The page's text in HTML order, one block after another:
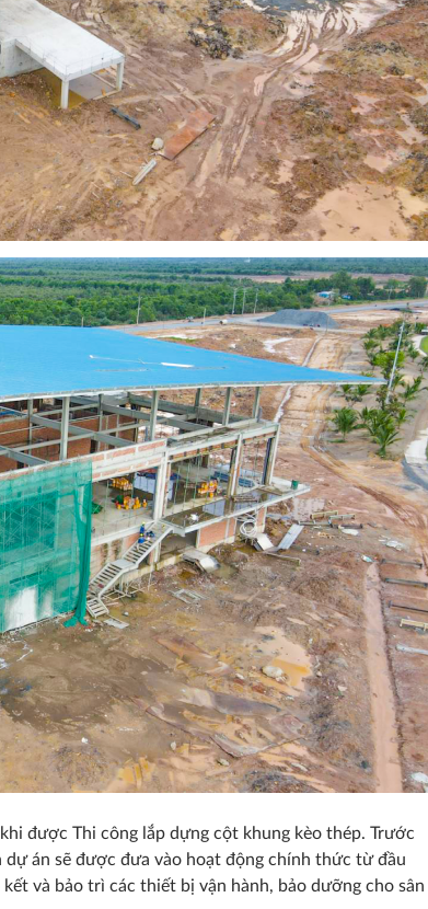
được Thi công lắp dựng cột khung kèo thép. Trước
án sẽ được đưa vào hoạt động chính thức từ đầu
và bảo trì các thiết bị vận hành, bảo dưỡng cho sân